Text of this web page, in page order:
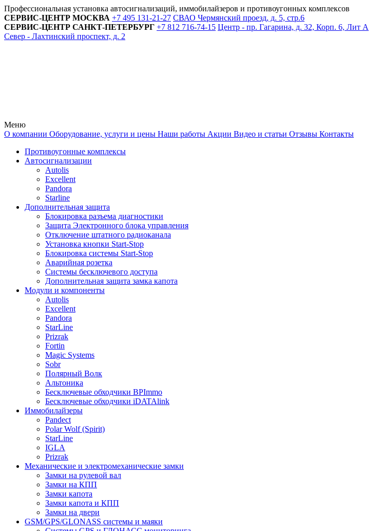
Профессиональная установка автосигнализаций, иммобилайзеров и противоугонных комплексов
СЕРВИС-ЦЕНТР МОСКВА +7 495 131-21-27 СВАО Чермянский проезд, д. 5, стр.6
СЕРВИС-ЦЕНТР САНКТ-ПЕТЕРБУРГ +7 812 716-74-15 Центр - пр. Гагарина, д. 32, Корп. 6, Лит А
Север - Лахтинский проспект, д. 2
Меню
О компании Оборудование, услуги и цены Наши работы Акции Видео и статьи Отзывы Контакты
Противоугонные комплексы
Автосигнализации
Autolis
Excellent
Pandora
Starline
Дополнительная защита
Блокировка разъема диагностики
Защита Электронного блока управления
Отключение штатного радиоканала
Установка кнопки Start-Stop
Блокировка системы Start-Stop
Аварийная розетка
Системы бесключевого доступа
Дополнительная защита замка капота
Модули и компоненты
Autolis
Excellent
Pandora
StarLine
Prizrak
Fortin
Magic Systems
Sobr
Полярный Волк
Альтоника
Бесключевые обходчики BPImmo
Бесключевые обходчики iDATAlink
Иммобилайзеры
Pandect
Polar Wolf (Spirit)
StarLine
IGLA
Prizrak
Механические и электромеханические замки
Замки на рулевой вал
Замки на КПП
Замки капота
Замки капота и КПП
Замки на двери
GSM/GPS/GLONASS системы и маяки